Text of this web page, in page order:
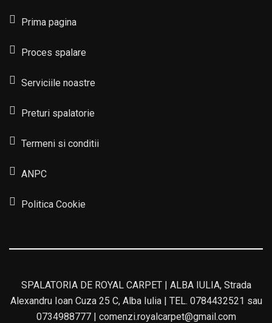
Prima pagina
Proces spalare
Serviciile noastre
Preturi spalatorie
Termeni si conditii
ANPC
Politica Cookie
SPALATORIA DE ROYAL CARPET | ALBA IULIA, Strada
Alexandru Ioan Cuza 25 C, Alba Iulia | TEL. 0784432521 sau
0734988777 | comenzi.royalcarpet@gmail.com